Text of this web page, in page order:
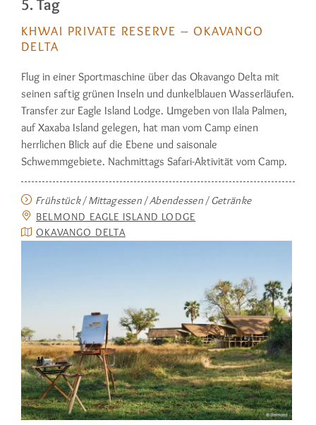
5. Tag
KHWAI PRIVATE RESERVE – OKAVANGO
DELTA
Flug in einer Sportmaschine über das Okavango Delta mit
seinen saftig grünen Inseln und dunkelblauen Wasserläufen.
Transfer zur Eagle Island Lodge. Umgeben von Ilala Palmen,
auf Xaxaba Island gelegen, hat man vom Camp einen
herrlichen Blick auf die Ebene und saisonale
Schwemmgebiete. Nachmittags Safari-Aktivität vom Camp.
Frühstück / Mittagessen / Abendessen / Getränke
BELMOND EAGLE ISLAND LODGE
OKAVANGO DELTA